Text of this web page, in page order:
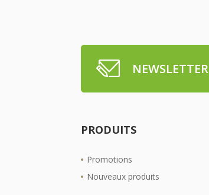
NEWSLETTER
PRODUITS
Promotions
Nouveaux produits